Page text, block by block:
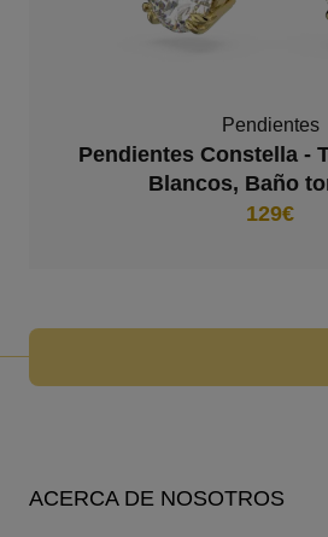
Pendientes
Pendientes Constella -
Blancos, Baño
129€
ACERCA DE NOSOTROS